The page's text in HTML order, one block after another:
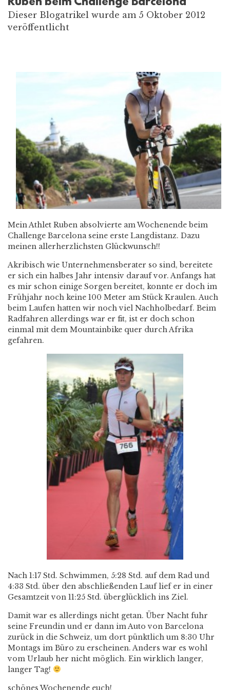
Dieser Blogatrikel wurde am 5 Oktober 2012
veröffentlicht
Mein Athlet Ruben absolvierte am Wochenende beim
Challenge Barcelona seine erste Langdistanz. Dazu
meinen allerherzlichsten Glückwunsch!!
Akribisch wie Unternehmensberater so sind, bereitete
er sich ein halbes Jahr intensiv darauf vor. Anfangs hat
es mir schon einige Sorgen bereitet, konnte er doch im
Frühjahr noch keine 100 Meter am Stück Kraulen. Auch
beim Laufen hatten wir noch viel Nachholbedarf. Beim
Radfahren allerdings war er fit, ist er doch schon
einmal mit dem Mountainbike quer durch Afrika
gefahren.
Nach 1:17 Std. Schwimmen, 5:28 Std. auf dem Rad und
4:33 Std. über den abschließenden Lauf lief er in einer
Gesamtzeit von 11:25 Std. überglücklich ins Ziel.
Damit war es allerdings nicht getan. Über Nacht fuhr
seine Freundin und er dann im Auto von Barcelona
zurück in die Schweiz, um dort pünktlich um 8:30 Uhr
Montags im Büro zu erscheinen. Anders war es wohl
vom Urlaub her nicht möglich. Ein wirklich langer,
langer Tag!
schönes Wochenende euch!